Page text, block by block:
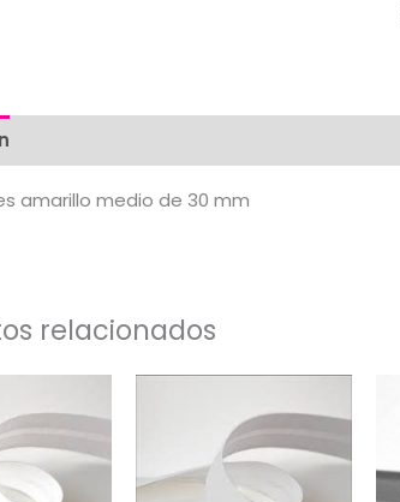
amarillo medio de 30 mm
relacionados